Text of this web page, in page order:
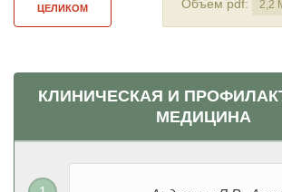
ЦЕЛИКОМ
Объем pdf: 2,2
КЛИНИЧЕСКАЯ И
МЕДИЦИНА